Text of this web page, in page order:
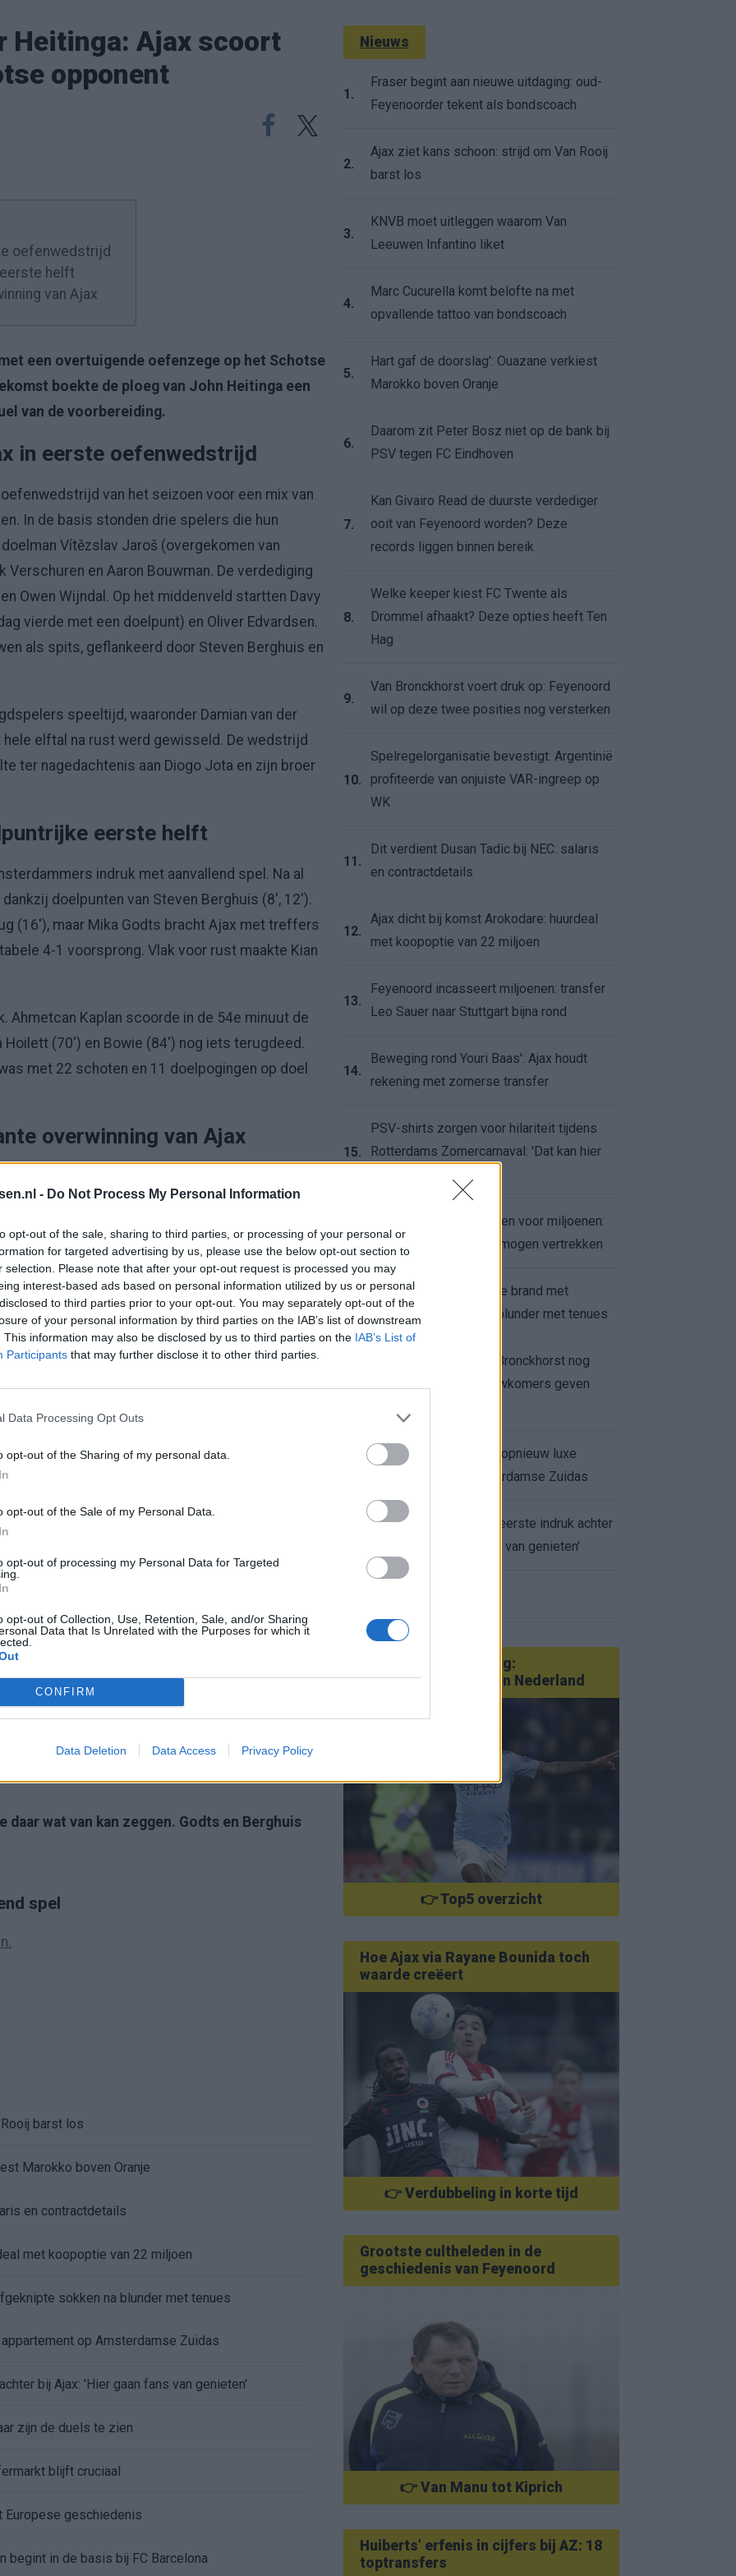
- Do Not Process My Personal Information
opt-out of the sale, sharing to third parties, or processing of your personal or
for targeted advertising by us, please use the below opt-out section to
selection. Please note that after your opt-out request is processed you may
interest-based ads based on personal information utilized by us or personal
to third parties prior to your opt-out. You may separately opt-out of the
of your personal information by third parties on the IAB’s list of downstream
This information may also be disclosed by us to third parties on the IAB’s List of
Participants that may further disclose it to other third parties.
Data Processing Opt Outs
opt-out of the Sharing of my personal data.
opt-out of the Sale of my Personal Data.
opt-out of processing my Personal Data for Targeted
opt-out of Collection, Use, Retention, Sale, and/or Sharing
Data that Is Unrelated with the Purposes for which it
CONFIRM
Data Deletion Data Access Privacy Policy
Heitinga: Ajax scoort
opponent
oefenwedstrijd
helft
van Ajax
een overtuigende oefenzege op het Schotse
boekte de ploeg van John Heitinga een
van de voorbereiding.
in eerste oefenwedstrijd
van het seizoen voor een mix van
In de basis stonden drie spelers die hun
Vítězslav Jaroš (overgekomen van
en Aaron Bouwman. De verdediging
Owen Wijndal. Op het middenveld startten Davy
vierde met een doelpunt) en Oliver Edvardsen.
als spits, geflankeerd door Steven Berghuis en
speeltijd, waaronder Damian van der
hele elftal na rust werd gewisseld. De wedstrijd
ter nagedachtenis aan Diogo Jota en zijn broer
eerste helft
indruk met aanvallend spel. Na al
doelpunten van Steven Berghuis (8', 12').
(16'), maar Mika Godts bracht Ajax met treffers
4-1 voorsprong. Vlak voor rust maakte Kian
Kaplan scoorde in de 54e minuut de
(70') en Bowie (84') nog iets terugdeed.
met 22 schoten en 11 doelpogingen op doel
overwinning van Ajax
spel van Ajax onder leiding van
echte tegenvallers waren Edvardsen en
maakten de meeste indruk op mij. De
met dezelfde uitblinkers. #Ajax
positiewisselingen. Ziet er
tot nu doet. Team lijkt er zin in te hebben.
mij een goede doelman
maar ik verlang dit seizoen toch wel naar
U37SKuSeZq
laat zien in je eerste wedstrijd.#ajahib
het voetbal dat ik aan het kijken was?
‘t verloop van de rest van het seizoen, maar
#preseason#ajahib
wat van kan zeggen. Godts en Berghuis
spel
barst los
Marokko boven Oranje
en contractdetails
met koopoptie van 22 miljoen
sokken na blunder met tenues
op Amsterdamse Zuidas
bij Ajax: 'Hier gaan fans van genieten'
zijn de duels te zien
blijft cruciaal
Europese geschiedenis
begint in de basis bij FC Barcelona
Nieuws
1.
Fraser begint aan nieuwe uitdaging: oud-
Feyenoorder tekent als bondscoach
2.
Ajax ziet kans schoon: strijd om Van Rooij
barst los
3.
KNVB moet uitleggen waarom Van
Leeuwen Infantino liket
4.
Marc Cucurella komt belofte na met
opvallende tattoo van bondscoach
5.
Hart gaf de doorslag': Ouazane verkiest
Marokko boven Oranje
6.
Daarom zit Peter Bosz niet op de bank bij
PSV tegen FC Eindhoven
7.
Kan Givairo Read de duurste verdediger
ooit van Feyenoord worden? Deze
records liggen binnen bereik
8.
Welke keeper kiest FC Twente als
Drommel afhaakt? Deze opties heeft Ten
Hag
9.
Van Bronckhorst voert druk op: Feyenoord
wil op deze twee posities nog versterken
10.
Spelregelorganisatie bevestigt: Argentinië
profiteerde van onjuiste VAR-ingreep op
WK
11.
Dit verdient Dusan Tadic bij NEC: salaris
en contractdetails
12.
Ajax dicht bij komst Arokodare: huurdeal
met koopoptie van 22 miljoen
13.
Feyenoord incasseert miljoenen: transfer
Leo Sauer naar Stuttgart bijna rond
14.
Beweging rond Youri Baas': Ajax houdt
rekening met zomerse transfer
15.
PSV-shirts zorgen voor hilariteit tijdens
Rotterdams Zomercarnaval: 'Dat kan hier
16.
Feyenoord zet deur open voor miljoenen:
Ueda en Hadj Moussa mogen vertrekken
17.
Ajax helpt Burnley uit de brand met
afgeknipte sokken na blunder met tenues
Feyenoord onder Van Bronckhorst nog
altijd ongeslagen: nieuwkomers geven
Hakim Ziyech verhuurt opnieuw luxe
appartement op Amsterdamse Zuidas
Marcos Leonardo laat eerste indruk achter
bij Ajax: 'Hier gaan fans van genieten'
Van Götze tot Sterling:
statementtransfers in Nederland
👉 Top5 overzicht
Hoe Ajax via Rayane Bounida toch
waarde creëert
👉 Verdubbeling in korte tijd
Grootste cultheleden in de
geschiedenis van Feyenoord
👉 Van Manu tot Kiprich
Huiberts’ erfenis in cijfers bij AZ: 18
toptransfers